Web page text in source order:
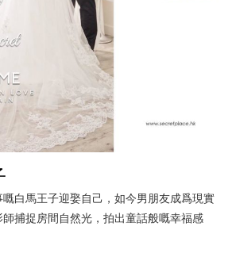
白馬王子迎娶自己，如今男朋友成爲現實
捕捉房間自然光，拍出童話般嘅幸福感